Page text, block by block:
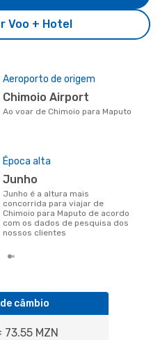
Voo + Hotel
Aeroporto de origem
Chimoio Airport
Ao voar de Chimoio para Maputo
Época alta
junho
junho é a altura mais
concorrida para viajar de
Chimoio para Maputo de acordo
com os dados de pesquisa dos
nossos clientes
câmbio
73.55 MZN